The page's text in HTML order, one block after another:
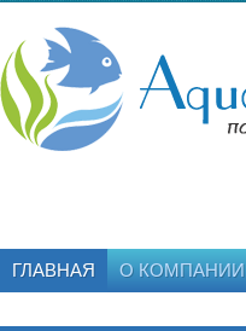
ГЛАВНАЯ О КОМПАНИИ